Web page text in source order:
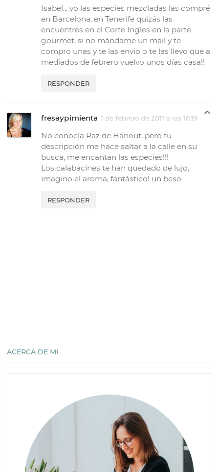
Isabel... yo las especies mezcladas las compré
en Barcelona, en Tenerife quizás las
encuentres en el Corte Ingles en la parte
gourmet, si no mándame un mail y te
compro unas y te las envio o te las llevo que a
mediados de febrero vuelvo unos días casa!!
RESPONDER
fresaypimienta 1 de febrero de 2011 a las 16:19
No conocía Raz de Hanout, pero tu
descripción me hace saltar a la calle en su
busca, me encantan las especies!!!
Los calabacines te han quedado de lujo,
imagino el aroma, fantástico! un beso
RESPONDER
ACERCA DE MI